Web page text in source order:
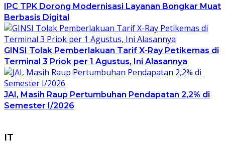
IPC TPK Dorong Modernisasi Layanan Bongkar Muat
Berbasis Digital
GINSI Tolak Pemberlakuan Tarif X-Ray Petikemas di
Terminal 3 Priok per 1 Agustus, Ini Alasannya
JAI, Masih Raup Pertumbuhan Pendapatan 2,2% di
Semester I/2026
IT